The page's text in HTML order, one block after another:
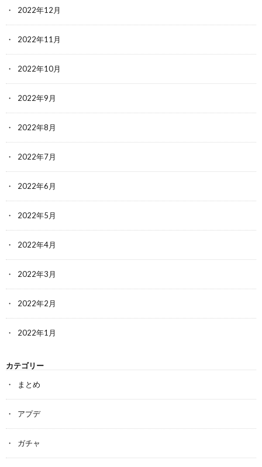
2022年12月
2022年11月
2022年10月
2022年9月
2022年8月
2022年7月
2022年6月
2022年5月
2022年4月
2022年3月
2022年2月
2022年1月
カテゴリー
まとめ
アプデ
ガチャ